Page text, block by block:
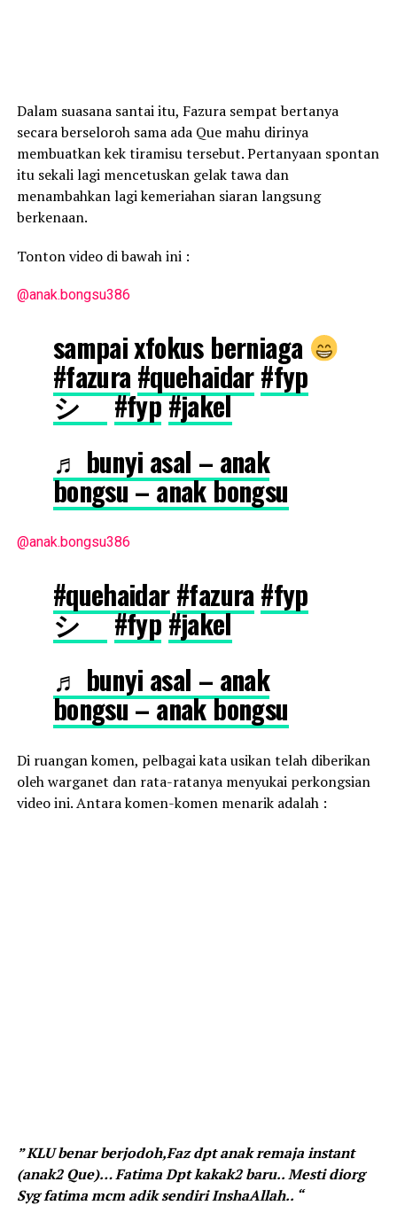
Dalam suasana santai itu, Fazura sempat bertanya
secara berseloroh sama ada Que mahu dirinya
membuatkan kek tiramisu tersebut. Pertanyaan spontan
itu sekali lagi mencetuskan gelak tawa dan
menambahkan lagi kemeriahan siaran langsung
berkenaan.
Tonton video di bawah ini :
@anak.bongsu386
sampai xfokus berniaga
#fazura#quehaidar#fyp
シ゚#fyp#jakel
♬ bunyi asal – anak
bongsu – anak bongsu
@anak.bongsu386
#quehaidar#fazura#fyp
シ゚#fyp#jakel
♬ bunyi asal – anak
bongsu – anak bongsu
Di ruangan komen, pelbagai kata usikan telah diberikan
oleh warganet dan rata-ratanya menyukai perkongsian
video ini. Antara komen-komen menarik adalah :
” KLU benar berjodoh,Faz dpt anak remaja instant
(anak2 Que)… Fatima Dpt kakak2 baru.. Mesti diorg
Syg fatima mcm adik sendiri InshaAllah.. “